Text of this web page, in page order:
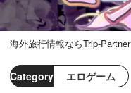
海外旅行情報ならTrip-Partner
Category エロゲーム